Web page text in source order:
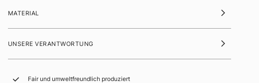
MATERIAL
UNSERE VERANTWORTUNG
Fair und umweltfreundlich produziert